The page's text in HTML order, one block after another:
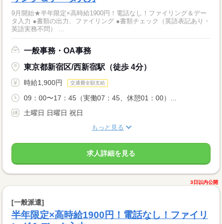
9月開始★半年限定×高時給1900円！電話なし！ファイリング＆デー
タ入力 ●書類の出力、ファイリング ●書類チェック（英語表記あり・
英語実務不問） ...
一般事務・OA事務
東京都新宿区/西新宿駅（徒歩 4分）
時給1,900円 交通費全額支給
09：00〜17：45（実働07：45、休憩01：00）...
土曜日 日曜日 祝日
もっと見る
求人詳細を見る
3日以内公開
[一般派遣]
半年限定×高時給1900円！電話なし！ファイリ